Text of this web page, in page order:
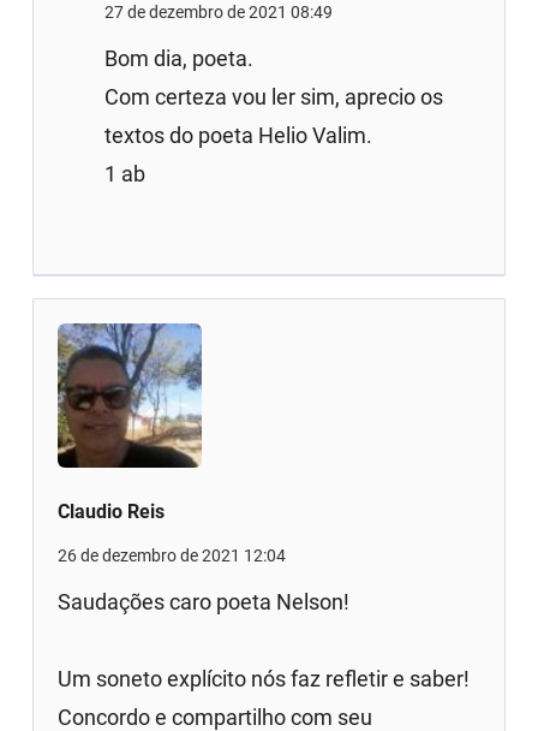
27 de dezembro de 2021 08:49
Bom dia, poeta.
Com certeza vou ler sim, aprecio os
textos do poeta Helio Valim.
1 ab
Claudio Reis
26 de dezembro de 2021 12:04
Saudações caro poeta Nelson!
Um soneto explícito nós faz refletir e saber!
Concordo e compartilho com seu